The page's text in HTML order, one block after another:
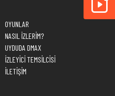
OYUNLAR
NASIL İZLERİM?
UYDUDA DMAX
İZLEYİCİ TEMSİLCİSİ
İLETİŞİM